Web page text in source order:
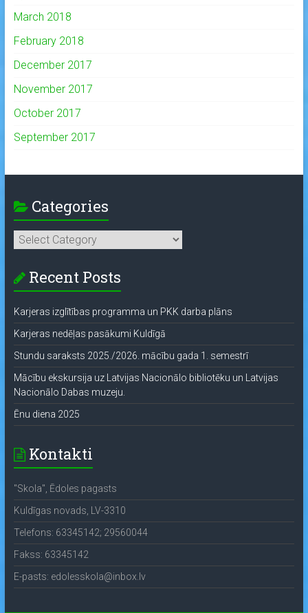
March 2018
February 2018
December 2017
November 2017
October 2017
September 2017
Categories
Categories
Recent Posts
Karjeras izglītības programma un PKK darba plāns
Karjeras nedēļas pasākumi Kuldīgā
Stundu saraksts 2025./2026. mācību gada 1. semestrī
Mācību ekskursija uz Latvijas Nacionālo bibliotēku un Latvijas
Nacionālo Dabas muzeju.
Ēnu diena 2025
Kontakti
"Skola", Ēdoles pagasts
Kuldīgas novads, LV-3310
Telefons: 63345142; 29560044
Fakss: 63345142
E-pasts: edolesskola@inbox.lv